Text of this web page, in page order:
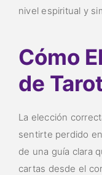
nivel espiritual y
Cómo
de
La elección
sentirte perdido
de una guía clara
cartas desde el